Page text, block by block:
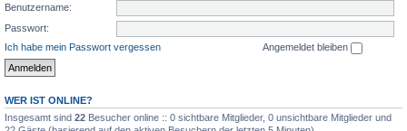
Benutzername:
Passwort:
Ich habe mein Passwort vergessen
Angemeldet bleiben
WER IST ONLINE?
Insgesamt sind 22 Besucher online :: 0 sichtbare Mitglieder, 0 unsichtbare Mitglieder und